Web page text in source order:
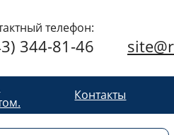
телефон:
344-81-46
Контакты